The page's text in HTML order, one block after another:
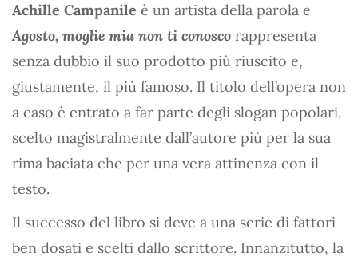
Achille Campanile è un artista della parola e
Agosto, moglie mia non ti conosco rappresenta
senza dubbio il suo prodotto più riuscito e,
giustamente, il più famoso. Il titolo dell’opera non
a caso è entrato a far parte degli slogan popolari,
scelto magistralmente dall’autore più per la sua
rima baciata che per una vera attinenza con il
testo.
Il successo del libro si deve a una serie di fattori
ben dosati e scelti dallo scrittore. Innanzitutto, la